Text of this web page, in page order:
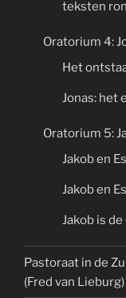
teksten
Oratorium 4:
Het
Jonas: het
Oratorium 5:
Jakob en
Jakob en
Jakob is
Pastoraat in de
(Fred van Lieburg)